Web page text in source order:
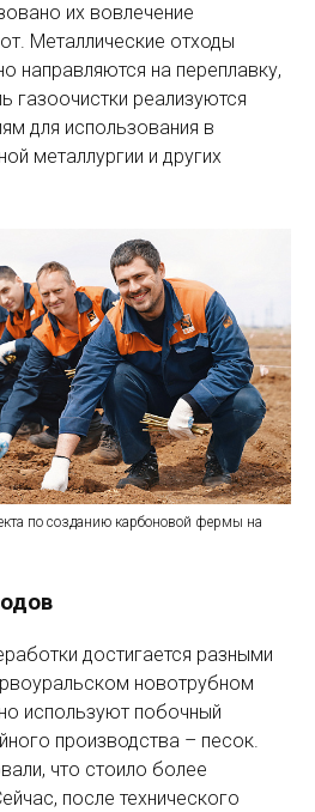
их вовлечение
Металлические отходы
направляются на переплавку,
газоочистки реализуются
для использования в
металлургии и других
по созданию карбоновой фермы на
достигается разными
новотрубном
используют побочный
производства – песок.
что стоило более
после технического